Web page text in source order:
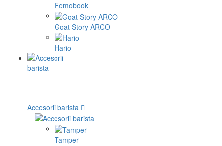
Femobook
Goat Story ARCO
Hario
Accesorii barista
Tamper